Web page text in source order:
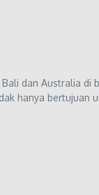
dan Australia di
hanya bertujuan